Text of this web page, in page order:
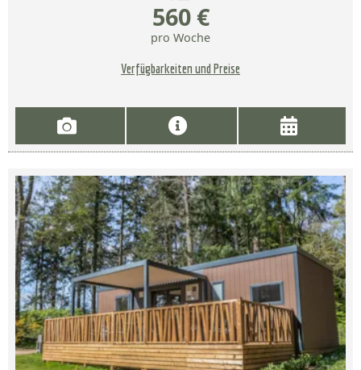
560 €
pro Woche
Verfügbarkeiten und Preise